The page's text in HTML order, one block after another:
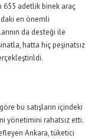
655 adetlik binek araç
en önemli
da desteği ile
hatta hiç peşinatsız
bu satışların içindeki
yönetimini rahatsız etti.
Ankara, tüketici